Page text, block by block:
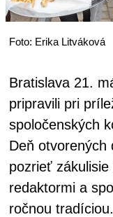
Foto: Erika Litváková
Bratislava 21.
pripravili pri
spoločenských
Deň otvorených
pozrieť
redaktormi a
ročnou tradíciou.